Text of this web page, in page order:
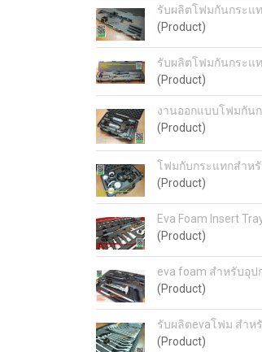
รับผลิตโฟมกันกระแ
(Product)
รับผลิตโฟมกันกระแ
(Product)
งานออกแบบโฟมกัน
(Product)
โฟมกับกระแทกสำห
(Product)
Eva Foam Insert
(Product)
eva foam สำหรับอุป
(Product)
รับผลิตevaโฟม สำห
(Product)